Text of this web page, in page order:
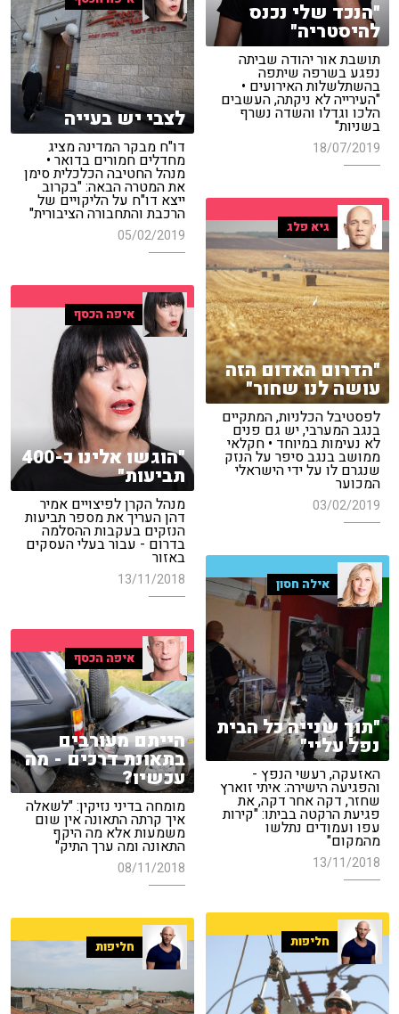
"הנכד שלי נכנס
להיסטריה"
תושבת אור יהודה שביתה
נפגע בשרפה שיתפה
בהשתלשלות האירועים •
"העירייה לא ניקתה, העשבים
הלכו וגדלו והשדה נשרף
בשניות"
18/07/2019
לצבי יש בעייה
דו"ח מבקר המדינה מציג
מחדלים חמורים בדואר •
מנהל החטיבה הכלכלית סימן
את המטרה הבאה: "בקרוב
ייצא דו"ח על הליקויים של
הרכבת והתחבורה הציבורית"
05/02/2019 גיא פלג
"הדרום האדום הזה
עושה לנו שחור"
לפסטיבל הכלניות, המתקיים
בנגב המערבי, יש גם פנים
לא נעימות במיוחד • חקלאי
ממושב בנגב סיפר על הנזק
שנגרם לו על ידי הישראלי
המכוער
03/02/2019
איפה הכסף
"הוגשו אלינו כ-400
תביעות"
מנהל הקרן לפיצויים אמיר
דהן העריך את מספר תביעות
הנזקים בעקבות ההסלמה
בדרום - עבור בעלי העסקים
באזור
13/11/2018 אילה חסון
"תוך שנייה כל הבית
נפל עליי"
האזעקה, רעשי הנפץ -
והפגיעה הישירה: איתי זוארץ
שחזר, דקה אחר דקה, את
פגיעת הרקטה בביתו: "קירות
עפו ועמודים נתלשו
מהמקום"
13/11/2018
איפה הכסף
הייתם מעורבים
בתאונת דרכים - מה
עכשיו?
מומחה בדיני נזיקין: "לשאלה
איך קרתה התאונה אין שום
משמעות אלא מה היקף
התאונה ומה ערך התיק"
08/11/2018
חליפות חליפות